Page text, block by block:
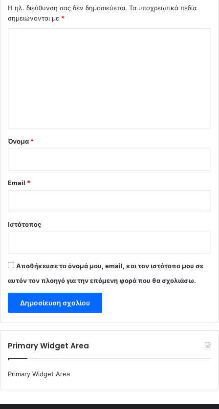
Η ηλ. διεύθυνση σας δεν δημοσιεύεται. Τα υποχρεωτικά πεδία
σημειώνονται με *
Όνομα *
Email *
Ιστότοπος
Αποθήκευσε το όνομά μου, email, και τον ιστότοπο μου σε
αυτόν τον πλοηγό για την επόμενη φορά που θα σχολιάσω.
Primary Widget Area
Primary Widget Area